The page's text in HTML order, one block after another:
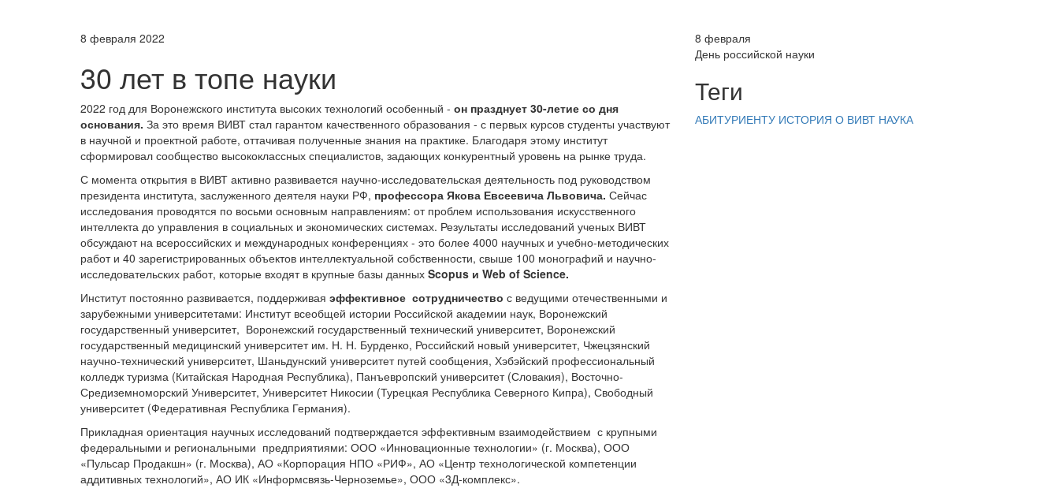
8 февраля 2022
30 лет в топе науки
2022 год для Воронежского института высоких технологий особенный - он празднует 30-летие со дня
основания. За это время ВИВТ стал гарантом качественного образования - с первых курсов студенты участвуют
в научной и проектной работе, оттачивая полученные знания на практике. Благодаря этому институт
сформировал сообщество высококлассных специалистов, задающих конкурентный уровень на рынке труда.
С момента открытия в ВИВТ активно развивается научно-исследовательская деятельность под руководством
президента института, заслуженного деятеля науки РФ, профессора Якова Евсеевича Львовича. Сейчас
исследования проводятся по восьми основным направлениям: от проблем использования искусственного
интеллекта до управления в социальных и экономических системах. Результаты исследований ученых ВИВТ
обсуждают на всероссийских и международных конференциях - это более 4000 научных и учебно-методических
работ и 40 зарегистрированных объектов интеллектуальной собственности, свыше 100 монографий и научно-
исследовательских работ, которые входят в крупные базы данных Scopus и Web of Science.
Институт постоянно развивается, поддерживая эффективное сотрудничество с ведущими отечественными и
зарубежными университетами: Институт всеобщей истории Российской академии наук, Воронежский
государственный университет, Воронежский государственный технический университет, Воронежский
государственный медицинский университет им. Н. Н. Бурденко, Российский новый университет, Чжецзянский
научно-технический университет, Шаньдунский университет путей сообщения, Хэбэйский профессиональный
колледж туризма (Китайская Народная Республика), Панъевропский университет (Словакия), Восточно-
Средиземноморский Университет, Университет Никосии (Турецкая Республика Северного Кипра), Свободный
университет (Федеративная Республика Германия).
Прикладная ориентация научных исследований подтверждается эффективным взаимодействием с крупными
федеральными и региональными предприятиями: ООО «Инновационные технологии» (г. Москва), ООО
«Пульсар Продакшн» (г. Москва), АО «Корпорация НПО «РИФ», АО «Центр технологической компетенции
аддитивных технологий», АО ИК «Информсвязь-Черноземье», ООО «3Д-комплекс».
8 февраля
День российской науки
Теги
АБИТУРИЕНТУ ИСТОРИЯ О ВИВТ НАУКА